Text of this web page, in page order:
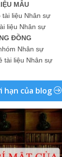
MẪU
tài liệu Nhân sự
liệu Nhân sự
ĐỒNG
Nhân sự
tài liệu Nhân sự
hạn của blog